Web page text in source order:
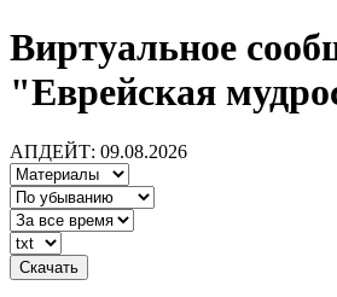
Виртуальное
"Еврейская
АПДЕЙТ: 09.08.2026